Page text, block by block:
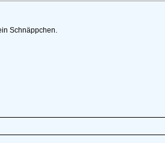
Schnäppchen.